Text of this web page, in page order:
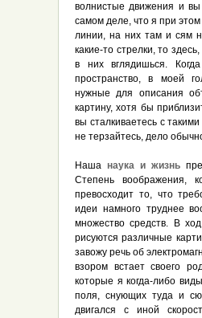
волнистые движения и
самом деле, что я при
линии, на них там и сям
какие-то стрелки, то
в них вглядишься.
пространство, в моей
нужные для описания
картину, хотя бы
вы сталкиваетесь с
не терзайтесь, дело
Наша наука и жизнь
Степень воображения,
превосходит то, что
идеи намного труднее
множество средств. В
рисуются различные
завожу речь об
взором встает своего
которые я когда-либо
поля, снующих туда и
двигался с иной